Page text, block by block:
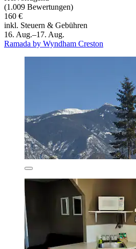
(1.009 Bewertungen)
160 €
inkl. Steuern & Gebühren
16. Aug.–17. Aug.
Ramada by Wyndham Creston